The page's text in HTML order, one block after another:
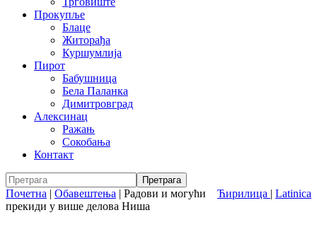
Прокупље
Блаце
Житорађа
Куршумлија
Пирот
Бабушница
Бела Паланка
Димитровград
Алексинац
Ражањ
Сокобања
Контакт
Ћирилица | Latinica
Почетна | Обавештења | Радови и могући
прекиди у више делова Ниша